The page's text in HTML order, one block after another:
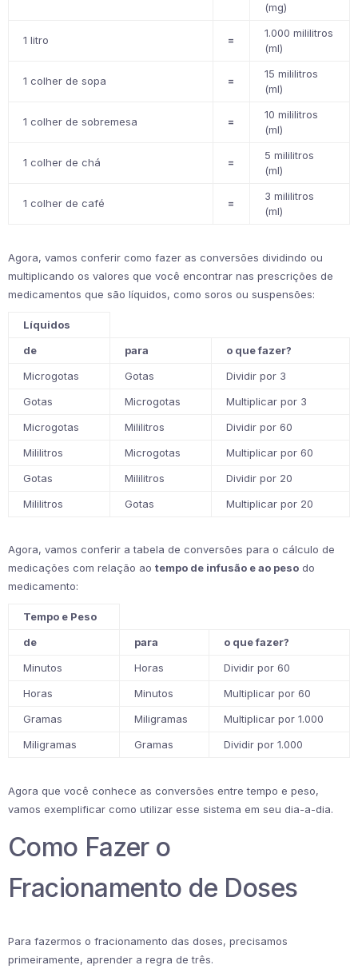
(mg)
1 litro =
1.000 mililitros
(ml)
1 colher de sopa =
15 mililitros
(ml)
1 colher de sobremesa =
10 mililitros
(ml)
1 colher de chá =
5 mililitros
(ml)
1 colher de café =
3 mililitros
(ml)
Agora, vamos conferir como fazer as conversões dividindo ou
multiplicando os valores que você encontrar nas prescrições de
medicamentos que são líquidos, como soros ou suspensões:
Líquidos
de
para
o que fazer?
Microgotas
Gotas
Dividir por 3
Gotas
Microgotas
Multiplicar por 3
Microgotas
Mililitros
Dividir por 60
Mililitros
Microgotas
Multiplicar por 60
Gotas
Mililitros
Dividir por 20
Mililitros
Gotas Multiplicar por 20
Agora, vamos conferir a tabela de conversões para o cálculo de
medicações com relação ao tempo de infusão e ao peso do
medicamento:
Tempo e Peso
de
para
o que fazer?
Minutos
Horas
Dividir por 60
Horas
Minutos
Multiplicar por 60
Gramas
Miligramas
Multiplicar por 1.000
Miligramas
Gramas Dividir por 1.000
Agora que você conhece as conversões entre tempo e peso,
vamos exemplificar como utilizar esse sistema em seu dia-a-dia.
Como Fazer o
Fracionamento de Doses
Para fazermos o fracionamento das doses, precisamos
primeiramente, aprender a regra de três.